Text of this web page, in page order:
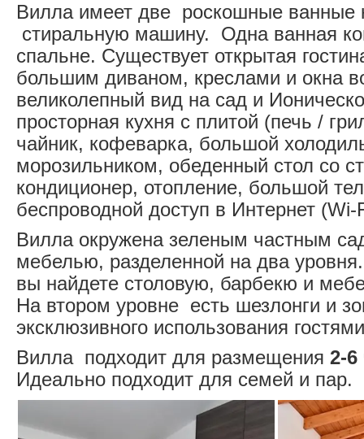
Вилла имеет две роскошные ванные
стиральную машину. Одна ванная
спальне. Существует открытая
большим диваном, креслами и окна
великолепный вид на сад и
просторная кухня с плитой (печь /
чайник, кофеварка, большой
морозильником, обеденный стол со
кондиционер, отопление, большой
беспроводной доступ в Интернет (Wi-
Вилла окружена зеленым частным
мебелью, разделенной на два
вы найдете столовую, барбекю и
На втором уровне есть шезлонги и
эксклюзивного использования
Вилла подходит для размещения 2-6
Идеально подходит для семей и пар.